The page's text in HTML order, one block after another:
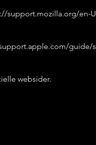
support.mozilla.org/en-
guide/
websider.